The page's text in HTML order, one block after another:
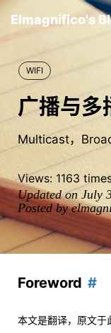
Elmagnifico's
WIFI
广播与多
Multicast，
Views: 1163
Updated on July
Posted by
Foreword
本文是翻译，原文于